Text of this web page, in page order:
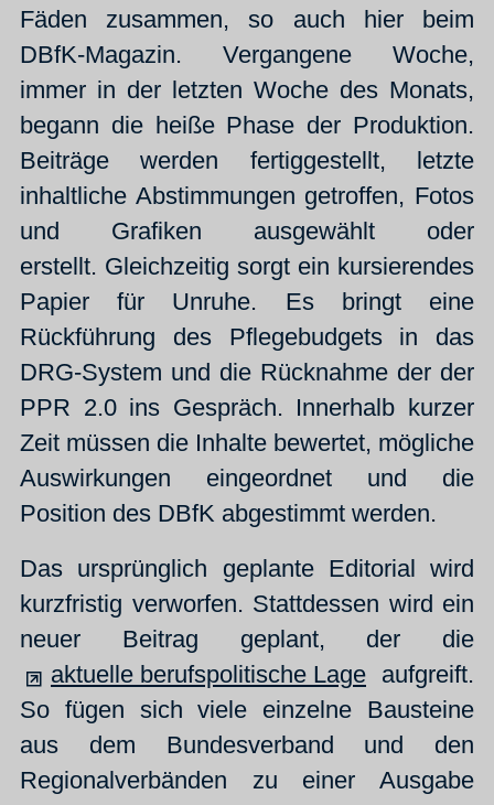
Fäden zusammen, so auch hier beim
DBfK-Magazin. Vergangene Woche,
immer in der letzten Woche des Monats,
begann die heiße Phase der Produktion.
Beiträge werden fertiggestellt, letzte
inhaltliche Abstimmungen getroffen, Fotos
und Grafiken ausgewählt oder
erstellt. Gleichzeitig sorgt ein kursierendes
Papier für Unruhe. Es bringt eine
Rückführung des Pflegebudgets in das
DRG-System und die Rücknahme der der
PPR 2.0 ins Gespräch. Innerhalb kurzer
Zeit müssen die Inhalte bewertet, mögliche
Auswirkungen eingeordnet und die
Position des DBfK abgestimmt werden.
Das ursprünglich geplante Editorial wird
kurzfristig verworfen. Stattdessen wird ein
neuer Beitrag geplant, der die
aktuelle berufspolitische Lage aufgreift.
So fügen sich viele einzelne Bausteine
aus dem Bundesverband und den
Regionalverbänden zu einer Ausgabe